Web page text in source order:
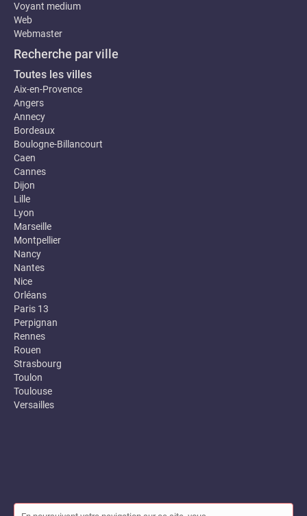
Voyant medium
Web
Webmaster
Recherche par ville
Toutes les villes
Aix-en-Provence
Angers
Annecy
Bordeaux
Boulogne-Billancourt
Caen
Cannes
Dijon
Lille
Lyon
Marseille
Montpellier
Nancy
Nantes
Nice
Orléans
Paris 13
Perpignan
Rennes
Rouen
Strasbourg
Toulon
Toulouse
Versailles